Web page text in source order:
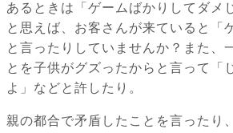
あるときは「ゲームばかりしてダメ
と思えば、お客さんが来ていると「
と言ったりしていませんか？また、
とを子供がグズったからと言って「
よ」などと許したり。
親の都合で矛盾したことを言ったり